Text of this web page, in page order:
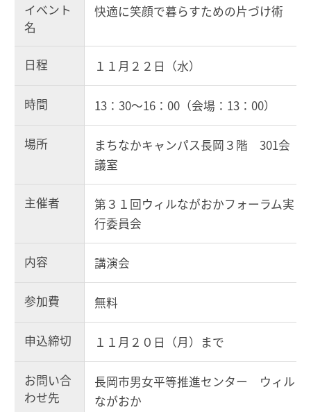
イベント
名
快適に笑顔で暮らすための片づけ術
日程 １１月２２日（水）
時間 13：30～16：00（会場：13：00）
場所
まちなかキャンパス長岡３階 301会
議室
主催者
第３１回ウィルながおかフォーラム実
行委員会
内容 講演会
参加費 無料
申込締切 １１月２０日（月）まで
お問い合
わせ先
長岡市男女平等推進センター ウィル
ながおか